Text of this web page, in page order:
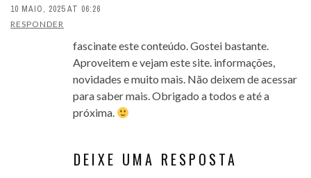
10 MAIO, 2025 AT 06:26
RESPONDER
fascinate este conteúdo. Gostei bastante.
Aproveitem e vejam este site. informações,
novidades e muito mais. Não deixem de acessar
para saber mais. Obrigado a todos e até a
próxima.
DEIXE UMA RESPOSTA